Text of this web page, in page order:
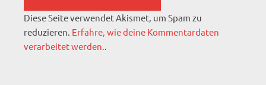
Diese Seite verwendet Akismet, um Spam zu
reduzieren. Erfahre, wie deine Kommentardaten
verarbeitet werden..